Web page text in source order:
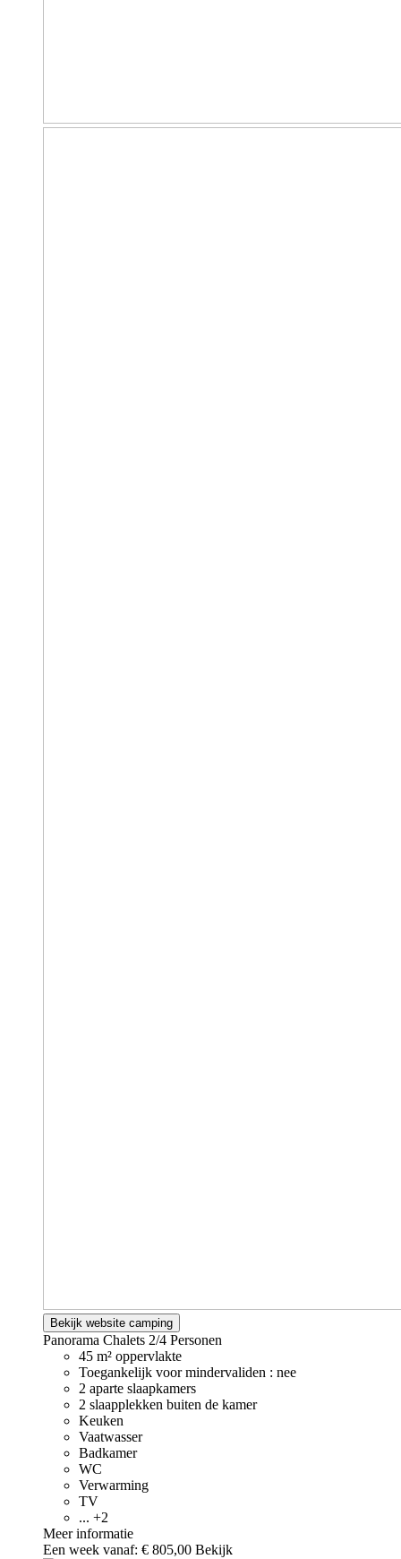
Bekijk website camping
Panorama Chalets 2/4 Personen
45 m² oppervlakte
Toegankelijk voor mindervaliden : nee
2 aparte slaapkamers
2 slaapplekken buiten de kamer
Keuken
Vaatwasser
Badkamer
WC
Verwarming
TV
... +2
Meer informatie
Een week vanaf: € 805,00 Bekijk